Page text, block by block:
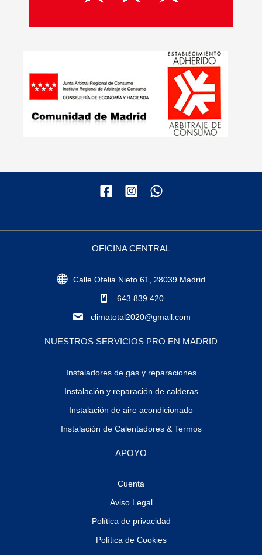
OFICINA CENTRAL
Calle Ofelia Nieto 61, 28039 Madrid
643 839 420
climatotal2020@gmail.com
NUESTROS SERVICIOS PRO EN MADRID
Instaladores de gas y reparaciones
Instalación y reparación de calderas
Instalación de aire acondicionado
Instalación de Calentadores & Termos
APOYO
Cuenta
Aviso Legal
Política de privacidad
Política de Cookies